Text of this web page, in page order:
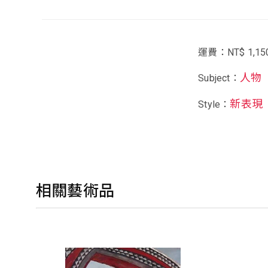
運費：NT$
Subject： 人物
Style：新表現
相關藝術品